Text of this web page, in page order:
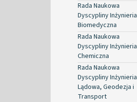
Rada Naukowa
Dyscypliny Inżynieria
Biomedyczna
Rada Naukowa
Dyscypliny Inżynieria
Chemiczna
Rada Naukowa
Dyscypliny Inżynieria
Lądowa, Geodezja i
Transport